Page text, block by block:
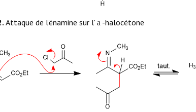
Attaque de l'énamine sur l'a -halocétone